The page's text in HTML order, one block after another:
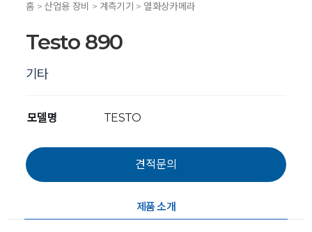
홈 > 산업용 장비 > 계측기기 > 열화상카메라
Testo 890
기타
모델명 TESTO
제품 소개